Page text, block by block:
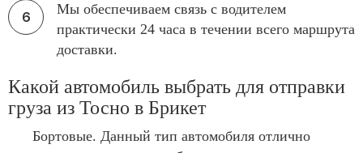
Мы обеспечиваем связь с водителем
практически 24 часа в течении всего маршрута
доставки.
Какой автомобиль выбрать для отправки
груза из Тосно в Брикет
Бортовые. Данный тип автомобиля отлично